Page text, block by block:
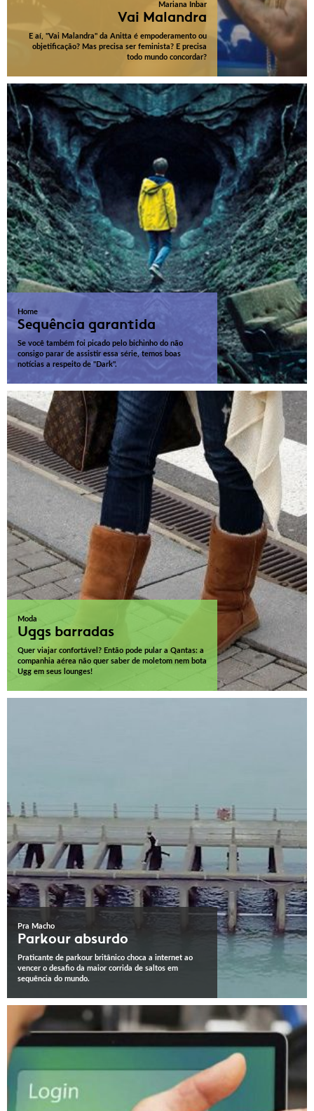
Mariana Inbar
Vai Malandra
E aí, "Vai Malandra" da Anitta é empoderamento ou
objetificação? Mas precisa ser feminista? E precisa
todo mundo concordar?
Home
Sequência garantida
Se você também foi picado pelo bichinho do não
consigo parar de assistir essa série, temos boas
notícias a respeito de "Dark".
Moda
Uggs barradas
Quer viajar confortável? Então pode pular a Qantas: a
companhia aérea não quer saber de moletom nem bota
Ugg em seus lounges!
Pra Macho
Parkour absurdo
Praticante de parkour britânico choca a internet ao
vencer o desafio da maior corrida de saltos em
sequência do mundo.